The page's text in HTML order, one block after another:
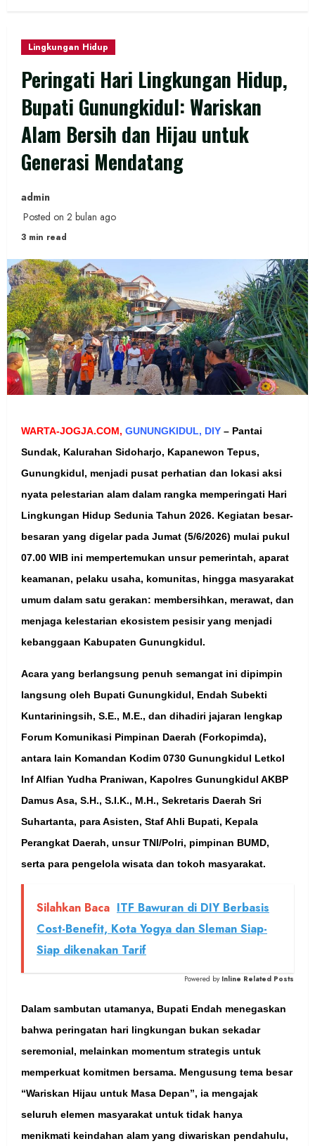
Lingkungan Hidup
Peringati Hari Lingkungan Hidup,
Bupati Gunungkidul: Wariskan
Alam Bersih dan Hijau untuk
Generasi Mendatang
admin
Posted on 2 bulan ago
3 min read
WARTA-JOGJA.COM, GUNUNGKIDUL, DIY – Pantai
Sundak, Kalurahan Sidoharjo, Kapanewon Tepus,
Gunungkidul, menjadi pusat perhatian dan lokasi aksi
nyata pelestarian alam dalam rangka memperingati Hari
Lingkungan Hidup Sedunia Tahun 2026. Kegiatan besar-
besaran yang digelar pada Jumat (5/6/2026) mulai pukul
07.00 WIB ini mempertemukan unsur pemerintah, aparat
keamanan, pelaku usaha, komunitas, hingga masyarakat
umum dalam satu gerakan: membersihkan, merawat, dan
menjaga kelestarian ekosistem pesisir yang menjadi
kebanggaan Kabupaten Gunungkidul.
Acara yang berlangsung penuh semangat ini dipimpin
langsung oleh Bupati Gunungkidul, Endah Subekti
Kuntariningsih, S.E., M.E., dan dihadiri jajaran lengkap
Forum Komunikasi Pimpinan Daerah (Forkopimda),
antara lain Komandan Kodim 0730 Gunungkidul Letkol
Inf Alfian Yudha Praniwan, Kapolres Gunungkidul AKBP
Damus Asa, S.H., S.I.K., M.H., Sekretaris Daerah Sri
Suhartanta, para Asisten, Staf Ahli Bupati, Kepala
Perangkat Daerah, unsur TNI/Polri, pimpinan BUMD,
serta para pengelola wisata dan tokoh masyarakat.
Silahkan Baca ITF Bawuran di DIY Berbasis
Cost-Benefit, Kota Yogya dan Sleman Siap-
Siap dikenakan Tarif
Powered by Inline Related Posts
Dalam sambutan utamanya, Bupati Endah menegaskan
bahwa peringatan hari lingkungan bukan sekadar
seremonial, melainkan momentum strategis untuk
memperkuat komitmen bersama. Mengusung tema besar
“Wariskan Hijau untuk Masa Depan”, ia mengajak
seluruh elemen masyarakat untuk tidak hanya
menikmati keindahan alam yang diwariskan pendahulu,